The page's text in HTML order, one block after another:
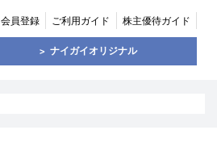
会員登録 ご利用ガイド 株主優待ガイド
ナイガイオリジナル